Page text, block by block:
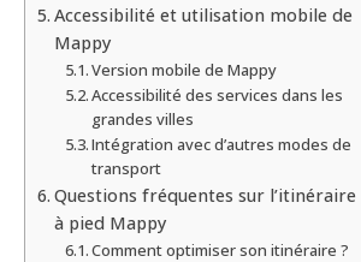
Accessibilité et utilisation mobile de
Mappy
Version mobile de Mappy
Accessibilité des services dans les
grandes villes
Intégration avec d’autres modes de
transport
Questions fréquentes sur l’itinéraire
à pied Mappy
Comment optimiser son itinéraire ?